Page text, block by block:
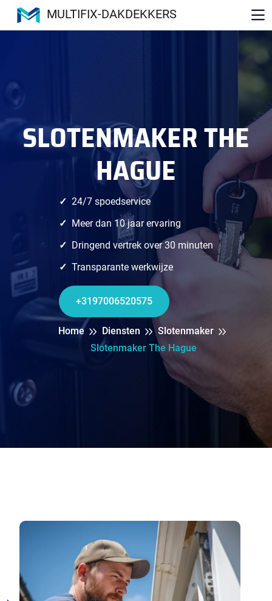
MULTIFIX-DAKDEKKERS
SLOTENMAKER THE
HAGUE
24/7 spoedservice
Meer dan 10 jaar ervaring
Dringend vertrek over 30 minuten
Transparante werkwijze
+3197006520575
Home Diensten
Slotenmaker
Slotenmaker The Hague